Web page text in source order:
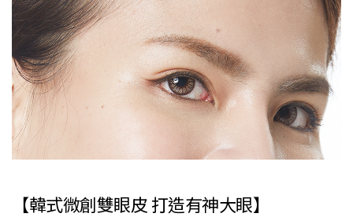
【韓式微創雙眼皮 打造有神大眼】